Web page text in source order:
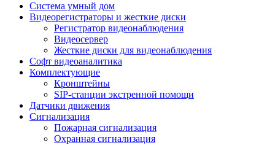
Cистема умный дом
Видеорегистраторы и жесткие диски
Регистратор видеонаблюдения
Видеосервер
Жесткие диски для видеонаблюдения
Софт видеоаналитика
Комплектующие
Кронштейны
SIP-станции экстренной помощи
Датчики движения
Сигнализация
Пожарная сигнализация
Охранная сигнализация